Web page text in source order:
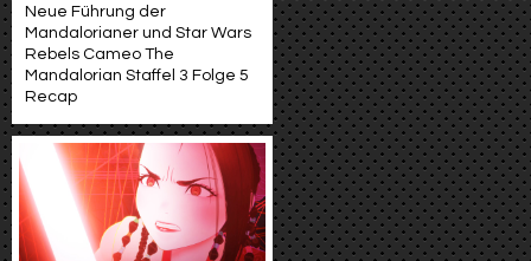
Neue Führung der
Mandalorianer und Star Wars
Rebels Cameo The
Mandalorian Staffel 3 Folge 5
Recap